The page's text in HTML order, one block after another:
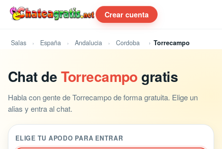
Crear cuenta
Salas España Andalucia Cordoba Torrecampo
Chat deTorrecampo gratis
Habla con gente de Torrecampo de forma gratuita. Elige un
alias y entra al chat.
ELIGE TU APODO PARA ENTRAR